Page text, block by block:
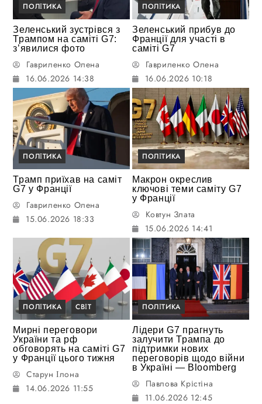
ПОЛІТИКА
Зеленський зустрівся з
Трампом на саміті G7:
з’явилися фото
Гавриленко Олена
16.06.2026 14:38
ПОЛІТИКА
Зеленський прибув до
Франції для участі в
саміті G7
Гавриленко Олена
16.06.2026 10:18
ПОЛІТИКА
Трамп приїхав на саміт
G7 у Франції
Гавриленко Олена
15.06.2026 18:33
ПОЛІТИКА
Макрон окреслив
ключові теми саміту G7
у Франції
Ковтун Злата
15.06.2026 14:41
ПОЛІТИКА СВІТ
Мирні переговори
України та рф
обговорять на саміті G7
у Франції цього тижня
Старун Ілона
14.06.2026 11:55
ПОЛІТИКА
Лідери G7 прагнуть
залучити Трампа до
підтримки нових
переговорів щодо війни
в Україні — Bloomberg
Павлова Крістіна
11.06.2026 12:45